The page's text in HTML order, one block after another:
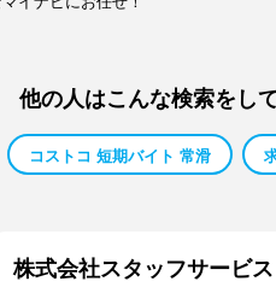
他の人はこんな検索をし
コストコ 短期バイト 常滑
株式会社スタッフサービス